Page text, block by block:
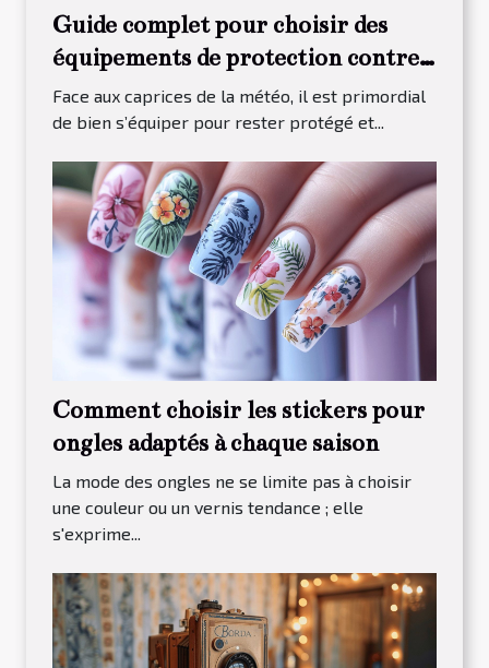
Guide complet pour choisir des
équipements de protection contre
les intempéries
Face aux caprices de la météo, il est primordial
de bien s’équiper pour rester protégé et...
Comment choisir les stickers pour
ongles adaptés à chaque saison
La mode des ongles ne se limite pas à choisir
une couleur ou un vernis tendance ; elle
s'exprime...